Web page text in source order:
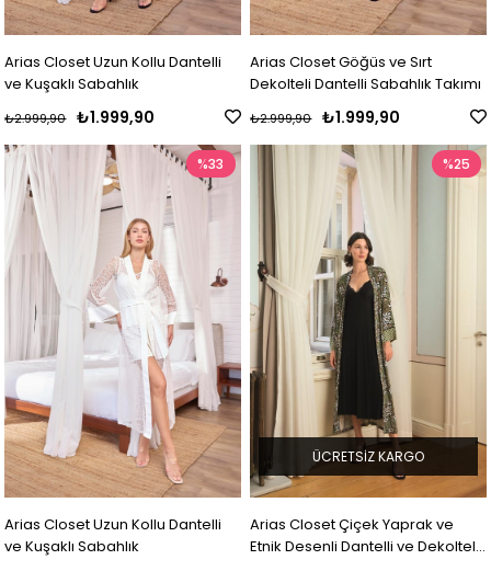
Arias Closet Uzun Kollu Dantelli
ve Kuşaklı Sabahlık
₺1.999,90
₺2.999,90
Arias Closet Göğüs ve Sırt
Dekolteli Dantelli Sabahlık Takımı
₺1.999,90
₺2.999,90
Arias Closet Uzun Kollu Dantelli
ve Kuşaklı Sabahlık
%33
Arias Closet Çiçek Yaprak ve
Etnik Desenli Dantelli ve Dekolteli
%25
ÜCRETSIZ KARGO